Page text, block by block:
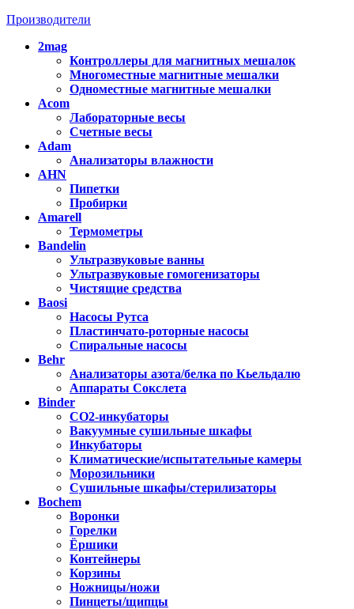
Производители
2mag
Контроллеры для магнитных мешалок
Многоместные магнитные мешалки
Одноместные магнитные мешалки
Acom
Лабораторные весы
Счетные весы
Adam
Анализаторы влажности
AHN
Пипетки
Пробирки
Amarell
Термометры
Bandelin
Ультразвуковые ванны
Ультразвуковые гомогенизаторы
Чистящие средства
Baosi
Насосы Рутса
Пластинчато-роторные насосы
Спиральные насосы
Behr
Анализаторы азота/белка по Кьельдалю
Аппараты Сокслета
Binder
CO2-инкубаторы
Вакуумные сушильные шкафы
Инкубаторы
Климатические/испытательные камеры
Морозильники
Сушильные шкафы/стерилизаторы
Bochem
Воронки
Горелки
Ёршики
Контейнеры
Корзины
Ножницы/ножи
Пинцеты/щипцы